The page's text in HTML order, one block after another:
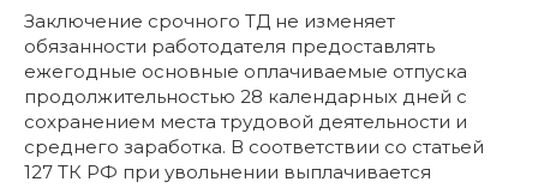
Заключение срочного ТД не изменяет
обязанности работодателя предоставлять
ежегодные основные оплачиваемые отпуска
продолжительностью 28 календарных дней с
сохранением места трудовой деятельности и
среднего заработка. В соответствии со статьей
127 ТК РФ при увольнении выплачивается